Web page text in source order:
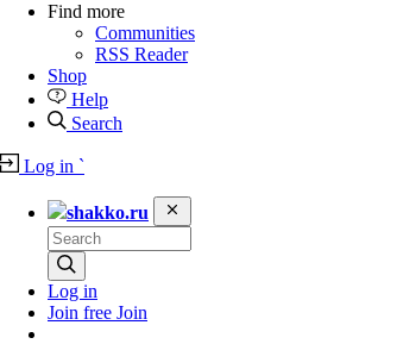
Find more
Communities
RSS Reader
Shop
Help
Search
Log in `
shakko.ru
Log in
Join free Join